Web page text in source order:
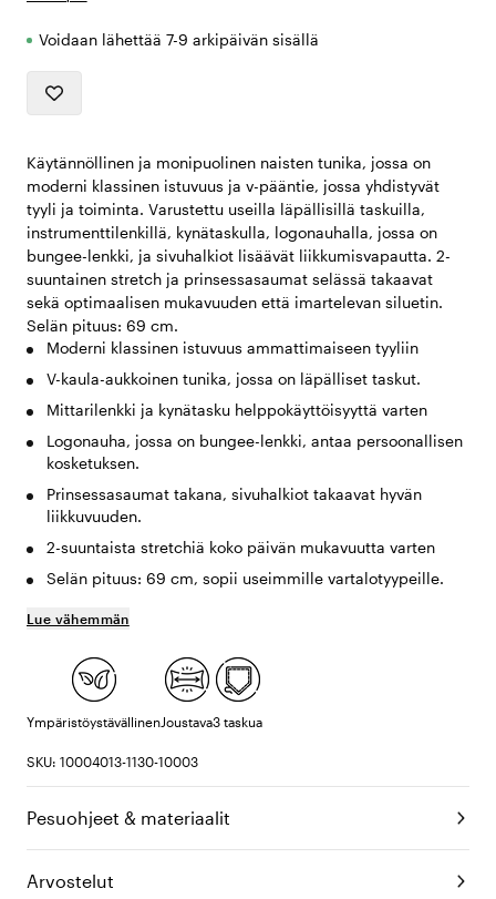
Voidaan lähettää 7-9 arkipäivän sisällä
Käytännöllinen ja monipuolinen naisten tunika, jossa on
moderni klassinen istuvuus ja v-pääntie, jossa yhdistyvät
tyyli ja toiminta. Varustettu useilla läpällisillä taskuilla,
instrumenttilenkillä, kynätaskulla, logonauhalla, jossa on
bungee-lenkki, ja sivuhalkiot lisäävät liikkumisvapautta. 2-
suuntainen stretch ja prinsessasaumat selässä takaavat
sekä optimaalisen mukavuuden että imartelevan siluetin.
Selän pituus: 69 cm.
Moderni klassinen istuvuus ammattimaiseen tyyliin
V-kaula-aukkoinen tunika, jossa on läpälliset taskut.
Mittarilenkki ja kynätasku helppokäyttöisyyttä varten
Logonauha, jossa on bungee-lenkki, antaa persoonallisen
kosketuksen.
Prinsessasaumat takana, sivuhalkiot takaavat hyvän
liikkuvuuden.
2-suuntaista stretchiä koko päivän mukavuutta varten
Selän pituus: 69 cm, sopii useimmille vartalotyypeille.
Lue vähemmän
YmpäristöystävällinenJoustava3 taskua
SKU: 10004013-1130-10003
Pesuohjeet & materiaalit
Arvostelut